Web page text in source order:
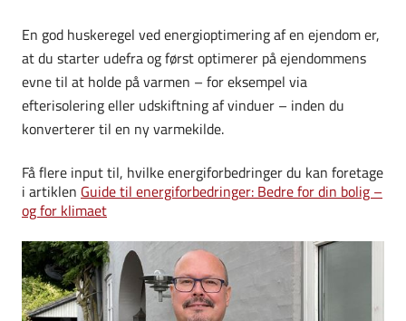
En god huskeregel ved energioptimering af en ejendom er,
at du starter udefra og først optimerer på ejendommens
evne til at holde på varmen – for eksempel via
efterisolering eller udskiftning af vinduer – inden du
konverterer til en ny varmekilde.
Få flere input til, hvilke energiforbedringer du kan foretage
i artiklen Guide til energiforbedringer: Bedre for din bolig –
og for klimaet